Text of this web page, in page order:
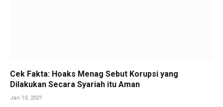
Cek Fakta: Hoaks Menag Sebut Korupsi yang
Dilakukan Secara Syariah itu Aman
Jan 10, 2021